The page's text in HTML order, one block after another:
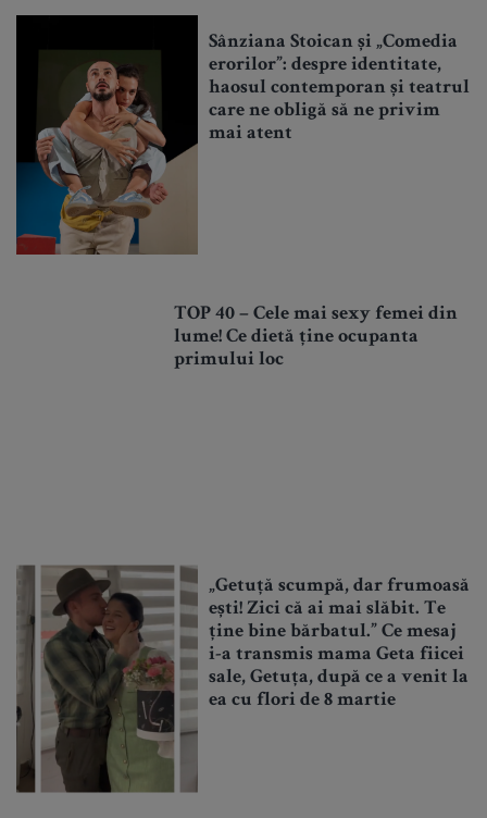
Sânziana Stoican și „Comedia
erorilor”: despre identitate,
haosul contemporan și teatrul
care ne obligă să ne privim
mai atent
TOP 40 – Cele mai sexy femei din
lume! Ce dietă ține ocupanta
primului loc
„Getuță scumpă, dar frumoasă
ești! Zici că ai mai slăbit. Te
ține bine bărbatul.” Ce mesaj
i-a transmis mama Geta fiicei
sale, Getuța, după ce a venit la
ea cu flori de 8 martie